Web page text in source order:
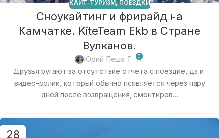
КАЙТ-ТУРИЗМ, ПОЕЗДКИ
Сноукайтинг и фрирайд на
Камчатке. KiteTeam Ekb в Стране
Вулканов.
Юрий Пеша 0
Друзья ругают за отсутствие отчета о поездке, да и
видео-ролик, который обычно появляется через пару
дней после возвращения, смонтиров...
28